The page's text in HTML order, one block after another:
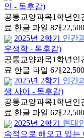
인 - 독후감)
공통교양과목1학년 인
료 한글 파일 8개
2025년 2학기
인간
우생학 - 독후감)
공통교양과목1학년 인
료 한글 파일 6개
2025년 2학기
인간
생 사이 - 독후감)
공통교양과목1학년 인
료 한글 파일 6개
2025년 2학기
현대
속적으로 해오고 있는